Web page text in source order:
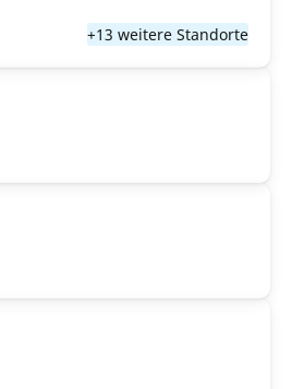
+13 weitere Standorte